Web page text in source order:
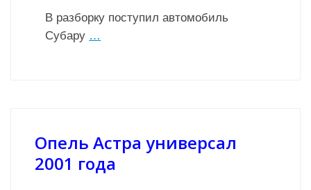
В разборку поступил автомобиль
Субару …
Опель Астра универсал
2001 года